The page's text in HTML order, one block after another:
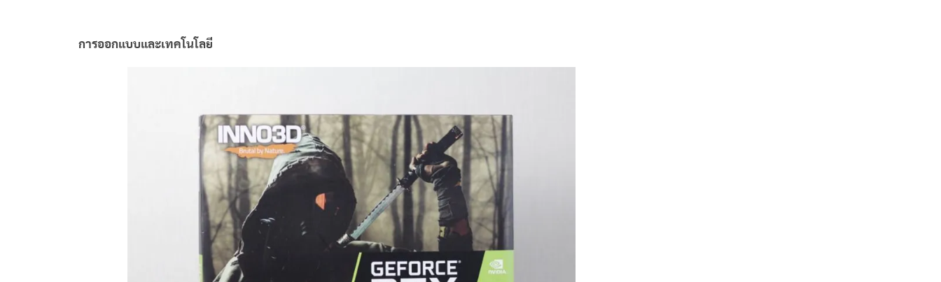
การออกแบบและเทคโนโลยี